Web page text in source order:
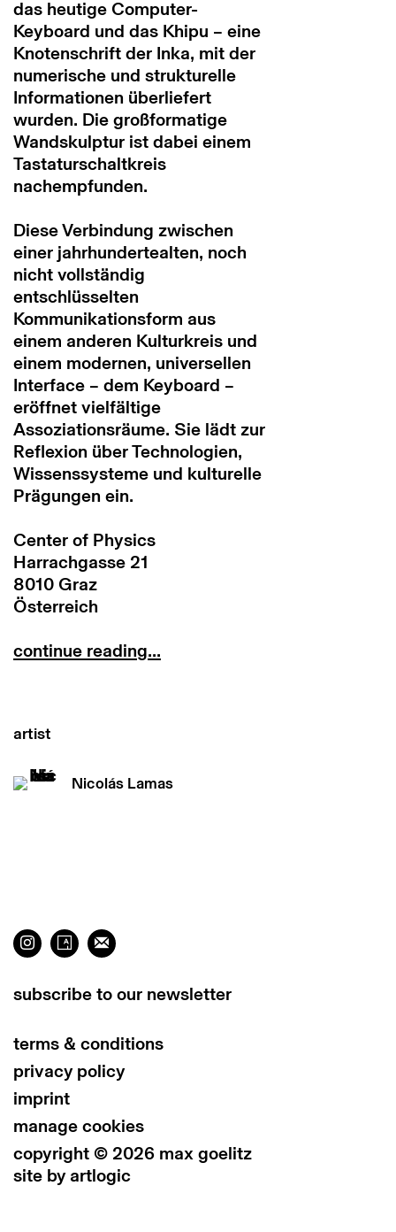
das heutige Computer-
Keyboard und das Khipu – eine
Knotenschrift der Inka, mit der
numerische und strukturelle
Informationen überliefert
wurden. Die großformatige
Wandskulptur ist dabei einem
Tastaturschaltkreis
nachempfunden.
Diese Verbindung zwischen
einer jahrhundertealten, noch
nicht vollständig
entschlüsselten
Kommunikationsform aus
einem anderen Kulturkreis und
einem modernen, universellen
Interface – dem Keyboard –
eröffnet vielfältige
Assoziationsräume. Sie lädt zur
Reflexion über Technologien,
Wissenssysteme und kulturelle
Prägungen ein.
Center of Physics
Harrachgasse 21
8010 Graz
Österreich
continue reading...
artist
Nicolás Lamas
subscribe to our newsletter
terms & conditions
privacy policy
imprint
manage cookies
copyright © 2026 max goelitz
site by artlogic